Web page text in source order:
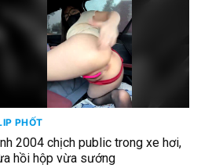
PHỐT
2004 chịch public trong xe hơi,
hồi hộp vừa sướng